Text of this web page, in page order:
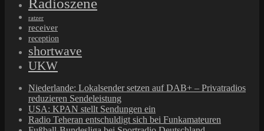
Radioszene
ratzer
receiver
reception
shortwave
UKW
Niederlande: Lokalsender setzen auf DAB+ – Privatradios
reduzieren Sendeleistung
USA: KPAN stellt Sendungen ein
Radio Teheran entschuldigt sich bei Funkamateuren